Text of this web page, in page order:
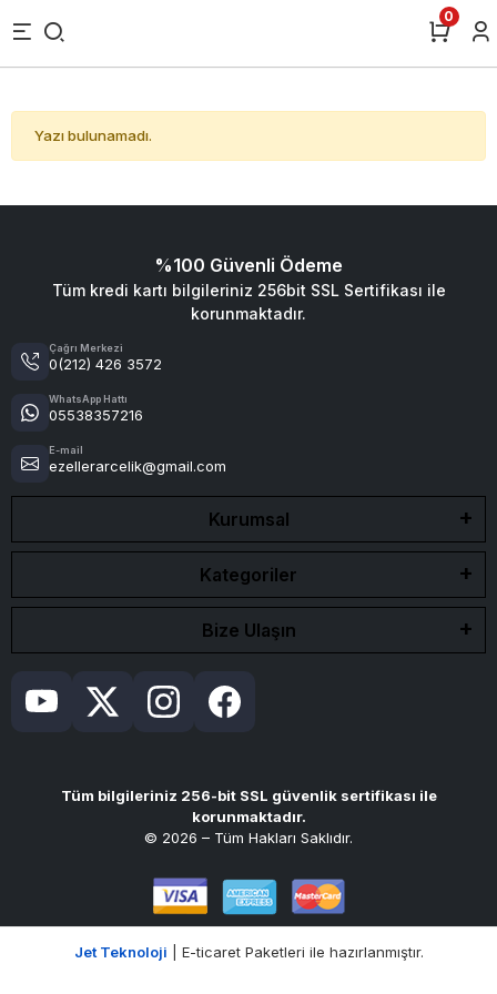
0
Yazı bulunamadı.
%100 Güvenli Ödeme
Tüm kredi kartı bilgileriniz 256bit SSL Sertifikası ile
korunmaktadır.
Çağrı Merkezi
0(212) 426 3572
WhatsApp Hattı
05538357216
E-mail
ezellerarcelik@gmail.com
Kurumsal
Kategoriler
Bize Ulaşın
Tüm bilgileriniz 256-bit SSL güvenlik sertifikası ile
korunmaktadır.
© 2026 – Tüm Hakları Saklıdır.
Jet Teknoloji | E-ticaret Paketleri ile hazırlanmıştır.